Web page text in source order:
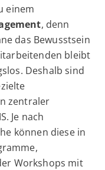
einem
, denn
das Bewusstsein
bleibt
Deshalb sind
zentraler
Je nach
können diese in
Workshops mit